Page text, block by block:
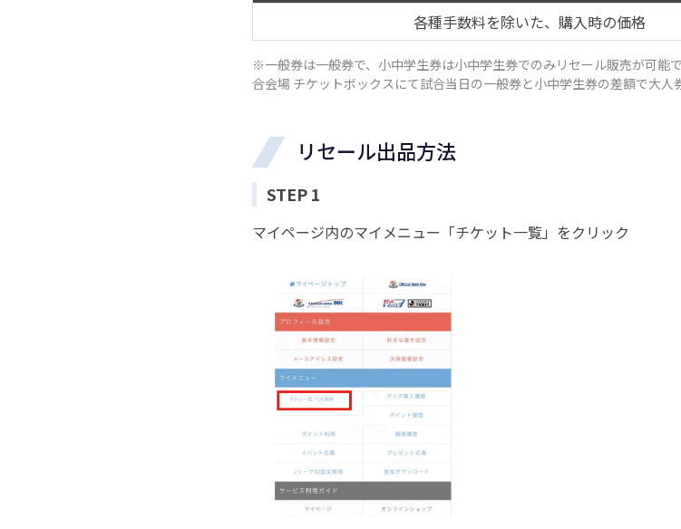
各種手数料を除いた、 購入時の価格
※一般券は一般券で、小中学生券は小中学生券でのみリセール販売が可能
合会場 チケットボックスにて試合当日の一般券と小中学生券の差額で大人
リセール出品方法
STEP 1
マイページ内のマイメニュー「チケット一覧」をクリック